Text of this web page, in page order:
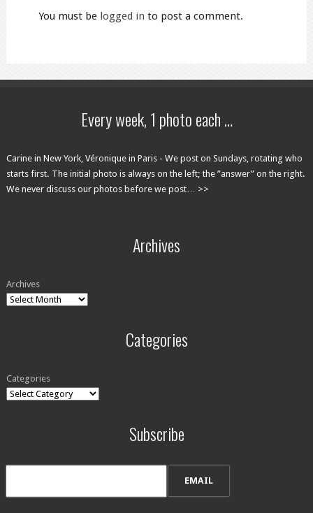
You must be logged in to post a comment.
Every week, 1 photo each …
Carine in New York, Véronique in Paris - We post on Sundays, rotating who
starts first. The initial photo is always on the left; the ”answer” on the right.
We never discuss our photos before we post… >>
Archives
Archives
Categories
Categories
Subscribe